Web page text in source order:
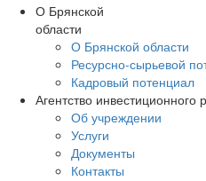
О Брянской
области
О Брянской области
Ресурсно-сырьевой
Кадровый потенциал
Агентство инвестиционного
Об учреждении
Услуги
Документы
Контакты